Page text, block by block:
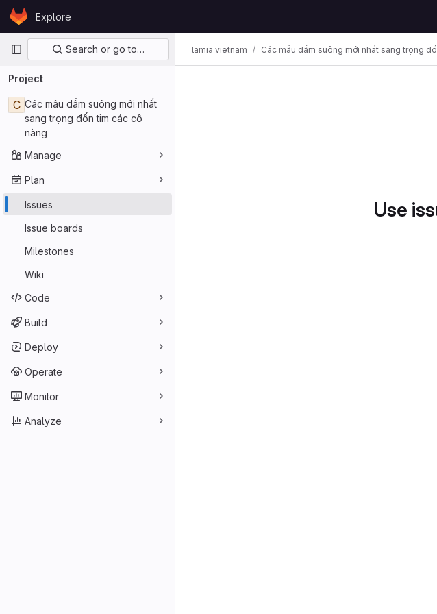
Skip to content
GitLabExplore
Primary navigation
Search or go to…
Project
C Các mẫu đầm suông mới nhất
sang trọng đốn tim các cô
nàng
Manage
Plan
Issues
Issue boards
Milestones
Wiki
Code
Build
Deploy
Operate
Monitor
Analyze
lamia vietnam Các mẫu đầm suông mới nhất sang trọng
Use